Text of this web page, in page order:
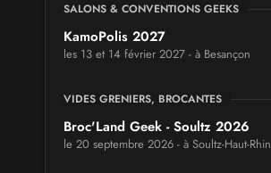
SALONS & CONVENTIONS GEEKS
KamoPolis 2027
les 13 et 14 février 2027 - à Besançon
VIDES GRENIERS, BROCANTES
Broc'Land Geek - Soultz 2026
le 20 septembre 2026 - à Soultz-Haut-Rhin